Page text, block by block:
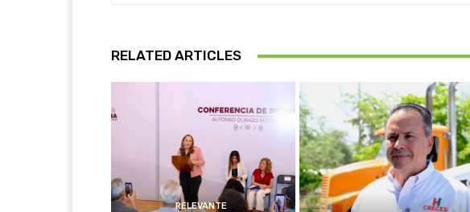
RELATED ARTICLES
RELEVANTE